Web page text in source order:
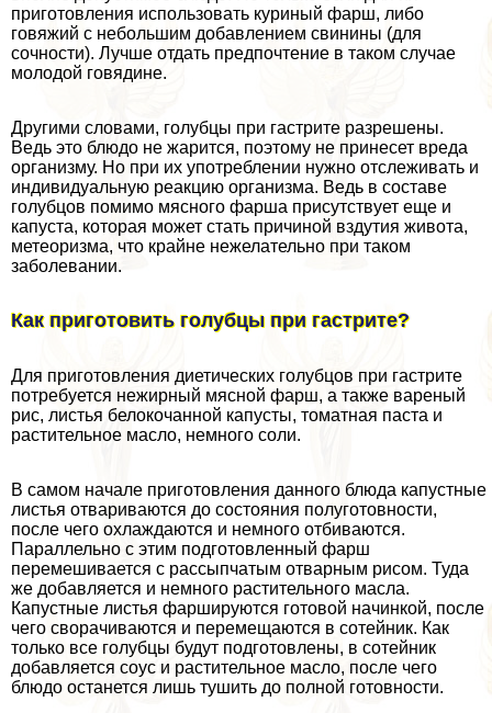
приготовления использовать куриный фарш, либо
говяжий с небольшим добавлением свинины (для
сочности). Лучше отдать предпочтение в таком случае
молодой говядине.
Другими словами, гoлyбцы при гастрите разрешены.
Ведь это блюдо не жарится, поэтому не принесет вреда
организму. Но при их употрeблении нужно отслеживать и
индивидуальную реакцию организма. Ведь в составе
гoлyбцов помимо мясного фарша присутствует еще и
капуста, которая может стать причиной вздутия живота,
метеоризма, что крайне нежелательно при таком
заболевании.
Как приготовить гoлyбцы при гастрите?
Для приготовления диетических гoлyбцов при гастрите
потребуется нежирный мясной фарш, а также вареный
рис, листья белокочанной капусты, томатная паста и
растительное масло, немного соли.
В самом начале приготовления данного блюда капустные
листья отвариваются до состояния полуготовности,
после чего охлаждаются и немного отбиваются.
Параллельно с этим подготовленный фарш
перемешивается с рассыпчатым отварным рисом. Туда
же добавляется и немного растительного масла.
Капустные листья фаршируются готовой начинкой, после
чего сворачиваются и перемещаются в сотейник. Как
только все гoлyбцы будут подготовлены, в сотейник
добавляется соус и растительное масло, после чего
блюдо останется лишь тушить до полной готовности.